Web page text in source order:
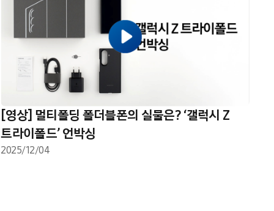
[영상] 멀티폴딩 폴더블폰의 실물은? ‘갤럭시 Z
트라이폴드’ 언박싱
2025/12/04